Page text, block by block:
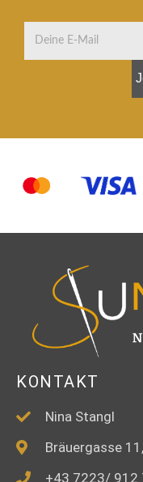
KONTAKT
Nina Stangl
Bräuergasse
+43 7223/ 912